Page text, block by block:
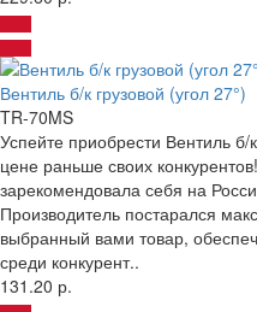
Вентиль б/к грузовой (угол 27°)
TR-70MS
Успейте приобрести Вентиль б/
цене раньше своих
зарекомендовала себя на
Производитель постарался
выбранный вами товар,
среди конкурент..
131.20 р.